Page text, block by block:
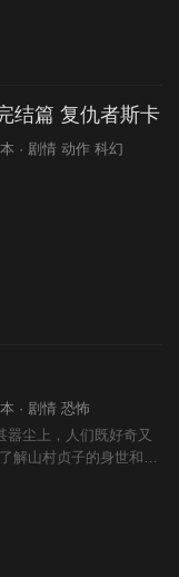
结篇 复仇者斯卡
· 剧情 动作 科幻
· 剧情 恐怖
嚣尘上，人们既好奇又
解山村贞子的身世和悲